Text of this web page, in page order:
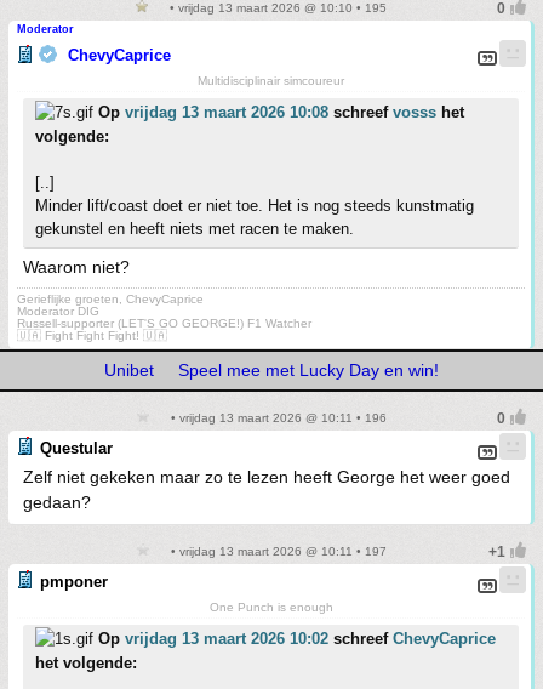
• vrijdag 13 maart 2026 @ 10:10 • 195
Moderator
ChevyCaprice
Multidisciplinair simcoureur
Op vrijdag 13 maart 2026 10:08 schreef vosss het
volgende:
[..]
Minder lift/coast doet er niet toe. Het is nog steeds kunstmatig
gekunstel en heeft niets met racen te maken.
Waarom niet?
Gerieflijke groeten, ChevyCaprice
Moderator DIG
Russell-supporter (LET'S GO GEORGE!) F1 Watcher
🇺🇦 Fight Fight Fight! 🇺🇦
Unibet Speel mee met Lucky Day en win!
• vrijdag 13 maart 2026 @ 10:11 • 196
Questular
Zelf niet gekeken maar zo te lezen heeft George het weer goed
gedaan?
• vrijdag 13 maart 2026 @ 10:11 • 197
pmponer
One Punch is enough
Op vrijdag 13 maart 2026 10:02 schreef ChevyCaprice
het volgende: